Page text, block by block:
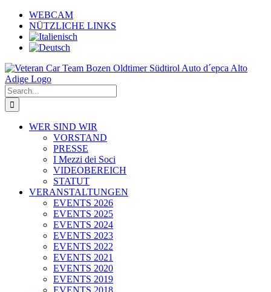
Skip
content
WEBCAM
NÜTZLICHE LINKS
Search
for:
WER SIND WIR
VORSTAND
PRESSE
I Mezzi dei Soci
VIDEOBEREICH
STATUT
VERANSTALTUNGEN
EVENTS 2026
EVENTS 2025
EVENTS 2024
EVENTS 2023
EVENTS 2022
EVENTS 2021
EVENTS 2020
EVENTS 2019
EVENTS 2018